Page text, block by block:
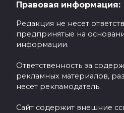
Правовая информация:
Редакция не несет
предпринятые на
информации.
Ответственность за
рекламных материалов,
несет рекламодатель.
Сайт содержит внешние